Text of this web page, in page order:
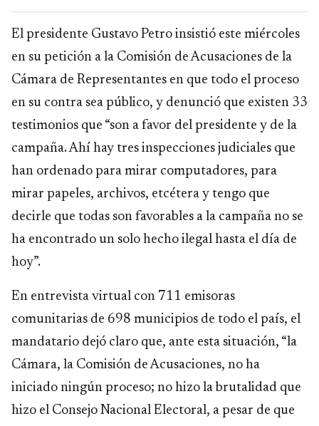
El presidente Gustavo Petro insistió este miércoles
en su petición a la Comisión de Acusaciones de la
Cámara de Representantes en que todo el proceso
en su contra sea público, y denunció que existen 33
testimonios que “son a favor del presidente y de la
campaña. Ahí hay tres inspecciones judiciales que
han ordenado para mirar computadores, para
mirar papeles, archivos, etcétera y tengo que
decirle que todas son favorables a la campaña no se
ha encontrado un solo hecho ilegal hasta el día de
hoy”.
En entrevista virtual con 711 emisoras
comunitarias de 698 municipios de todo el país, el
mandatario dejó claro que, ante esta situación, “la
Cámara, la Comisión de Acusaciones, no ha
iniciado ningún proceso; no hizo la brutalidad que
hizo el Consejo Nacional Electoral, a pesar de que